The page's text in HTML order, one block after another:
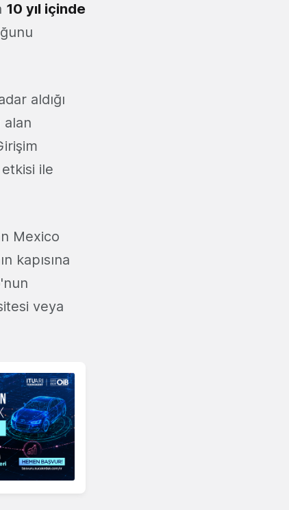
10 yıl içinde
aldığı
alan
ile
Mexico
kapısına
veya